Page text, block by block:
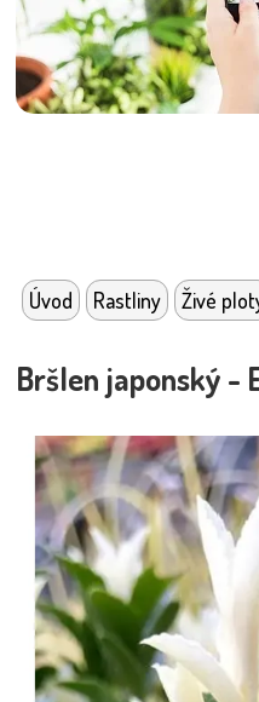
Úvod Rastliny Živé
Bršlen japonský -